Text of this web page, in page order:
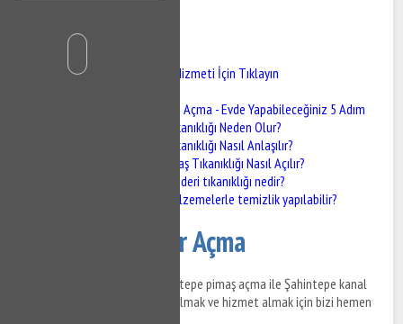
İçindekiler
Şahintepe Gider Açma Hizmeti İçin Tıklayın
Pimaş Tıkanıklığı Açma - Evde Yapabileceğiniz 5 Adım
Pimaş Tıkanıklığı Neden Olur?
Pimaş Tıkanıklığı Nasıl Anlaşılır?
Evde Pimaş Tıkanıklığı Nasıl Açılır?
Mutfak gideri tıkanıklığı nedir?
Hangi malzemelerle temizlik yapılabilir?
Şahintepe Gider Açma
Şahintepe gider açma ve Şahintepe pimaş açma ile Şahintepe kanal
açma hizmetleri ile ilgili bilgi almak ve hizmet almak için bizi hemen